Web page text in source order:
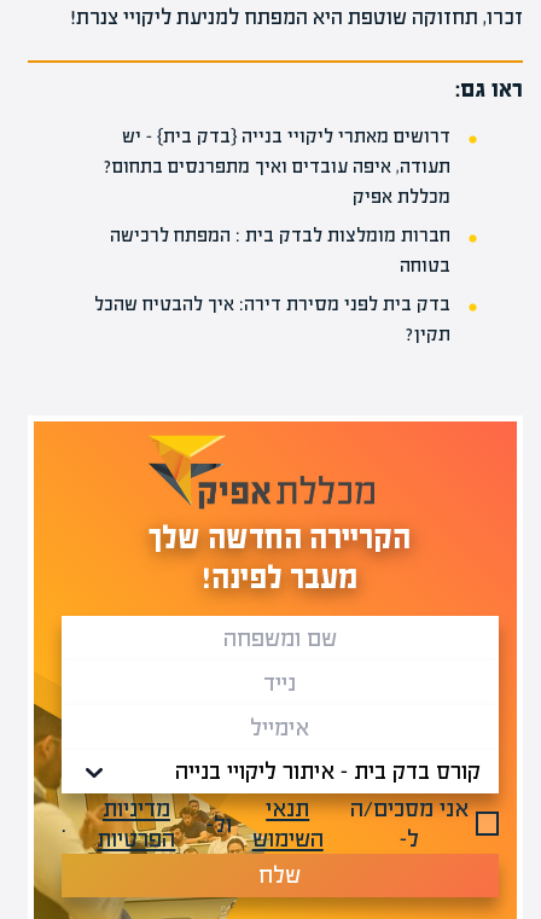
זכרו, תחזוקה שוטפת היא המפתח למניעת ליקויי צנרת!
ראו גם:
דרושים מאתרי ליקויי בנייה {בדק בית} – יש
תעודה, איפה עובדים ואיך מתפרנסים בתחום?
מכללת אפיק
חברות מומלצות לבדק בית : המפתח לרכישה
בטוחה
בדק בית לפני מסירת דירה: איך להבטיח שהכל
תקין?
הקריירה החדשה שלך
מעבר לפינה!
אני מסכים/ה
ל-
תנאי
השימוש
ול-
מדיניות
הפרטיות
.
שלח